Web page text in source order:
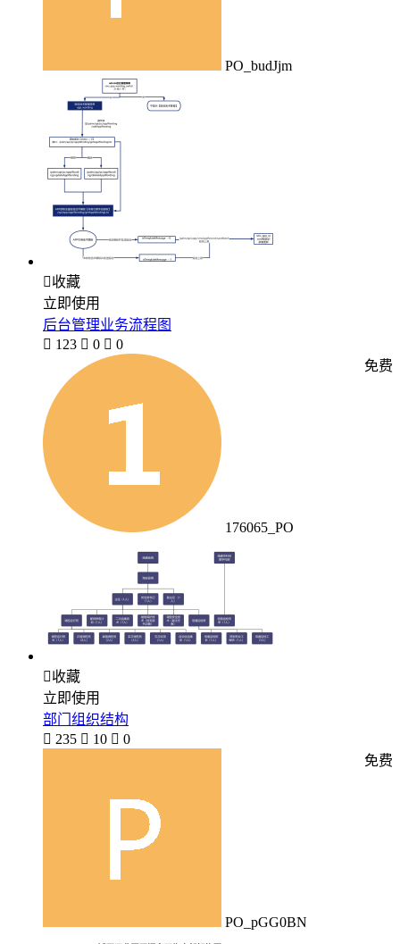
PO_budJjm
收藏
立即使用
后台管理业务流程图
 123  0  0
176065_PO
免费
收藏
立即使用
部门组织结构
 235  10  0
PO_pGG0BN
免费